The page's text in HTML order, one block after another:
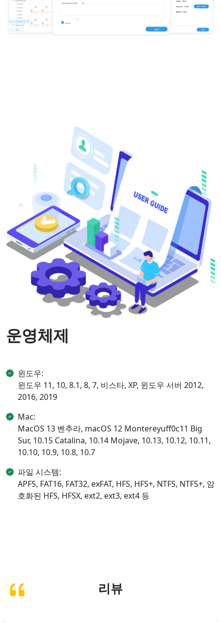
운영체제
윈도우:
윈도우 11, 10, 8.1, 8, 7, 비스타, XP, 윈도우 서버 2012,
2016, 2019
Mac:
MacOS 13 벤추라, macOS 12 Montereyuff0c11 Big
Sur, 10.15 Catalina, 10.14 Mojave, 10.13, 10.12, 10.11,
10.10, 10.9, 10.8, 10.7
파일 시스템:
APFS, FAT16, FAT32, exFAT, HFS, HFS+, NTFS, NTFS+, 암
호화된 HFS, HFSX, ext2, ext3, ext4 등
리뷰